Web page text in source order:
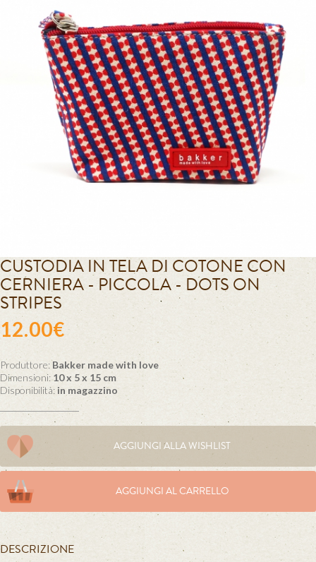
CUSTODIA IN TELA DI COTONE CON
CERNIERA - PICCOLA - DOTS ON
STRIPES
12.00€
Produttore:Bakker made with love
Dimensioni: 10 x 5 x 15 cm
Disponibilità: in magazzino
AGGIUNGI ALLA WISHLIST
AGGIUNGI AL CARRELLO
DESCRIZIONE